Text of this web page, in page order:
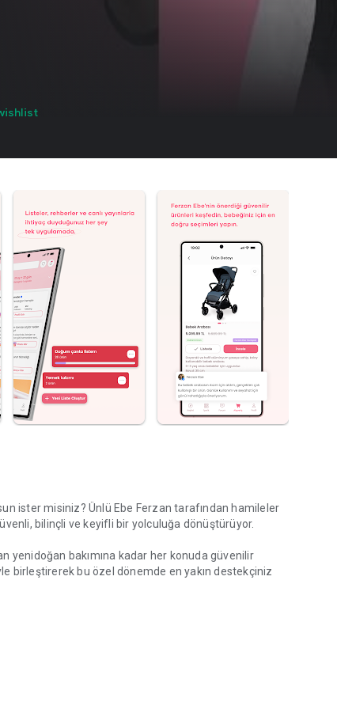
ister misiniz? Ünlü Ebe Ferzan tarafından hamileler
bilinçli ve keyifli bir yolculuğa dönüştürüyor.
yenidoğan bakımına kadar her konuda güvenilir
birleştirerek bu özel dönemde en yakın destekçiniz
kaç haftalık olduğunu ve tahmini doğum tarihinizi
büyüme serüvenindeki tüm değişimleri her hafta